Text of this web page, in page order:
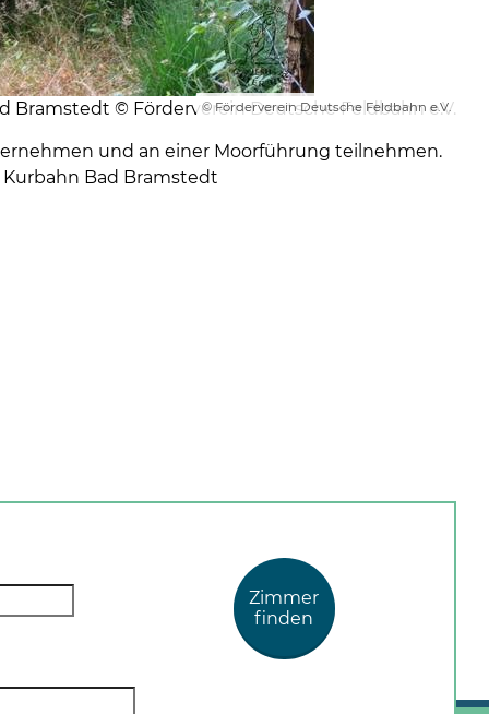
© Förderverein Deutsche Feldbahn e.V.
Bramstedt © Förderverein Deutsche Feldbahn e.V.
und an einer Moorführung teilnehmen.
Bad Bramstedt
Zimmer
finden